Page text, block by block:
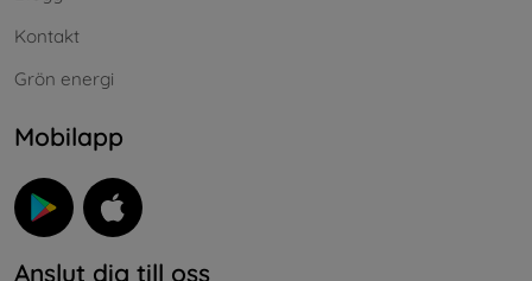
Kontakt
Grön energi
Mobilapp
Anslut dig till oss